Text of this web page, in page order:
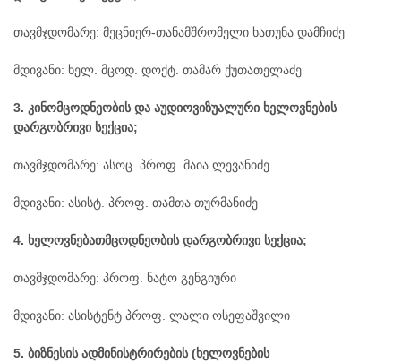
თავმჯდომარე: მეცნიერ-თანამშრომელი ხათუნა დამჩიძე
მდივანი: ხელ. მცოდ. დოქტ. თამარ ქუთათელაძე
3. კინომცოდნეობის და აუდიოვიზუალური ხელოვნების
დარგობრივი სექცია;
თავმჯდომარე: ასოც. პროფ. მაია ლევანიძე
მდივანი: ასისტ. პროფ. თამთა თურმანიძე
4. ხელოვნებათმცოდნეობის დარგობრივი სექცია;
თავმჯდომარე: პროფ. ნატო გენგიური
მდივანი: ასისტენტ პროფ. ლალი ოსეფაშვილი
5. ბიზნესის ადმინისტრირების (ხელოვნების